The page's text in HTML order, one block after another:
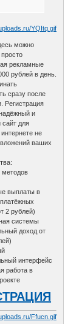
можно
просто
рекламные
рублей в день.
сразу после
Регистрация
и
сайт для
не
ваших
методов
выплаты в
2 рублей)
системы
доход от
интерфейс
работа в